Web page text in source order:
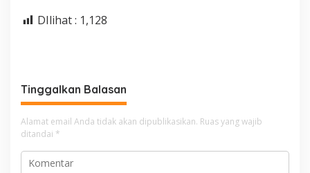
DIlihat : 1,128
Tinggalkan Balasan
Alamat email Anda tidak akan dipublikasikan. Ruas yang wajib
ditandai *